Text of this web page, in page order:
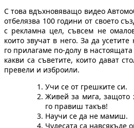
С това вдъхновяващо видео
отбелязва 100 години от своето
с рекламна цел, съвсем не
които звучат в него. За да
го прилагаме по-долу в
какви са съветите, които дават
превели и изброили.
Учи се от грешките си.
Живей за мига, защото
го правиш такъв!
Научи се да не мамиш.
Чудесата са навсякъде